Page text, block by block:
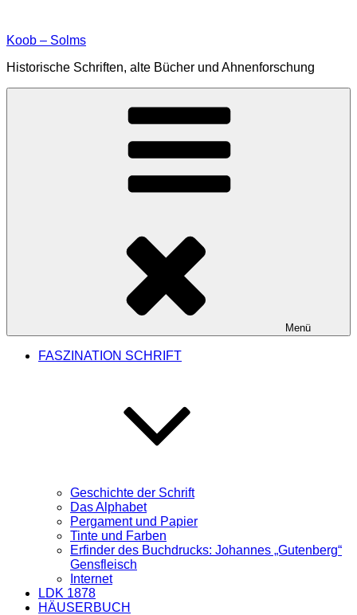
springen
Koob – Solms
Historische Schriften, alte Bücher und Ahnenforschung
Menü
FASZINATION SCHRIFT
Geschichte der Schrift
Das Alphabet
Pergament und Papier
Tinte und Farben
Erfinder des Buchdrucks: Johannes „Gutenberg“
Gensfleisch
Internet
LDK 1878
HÄUSERBUCH